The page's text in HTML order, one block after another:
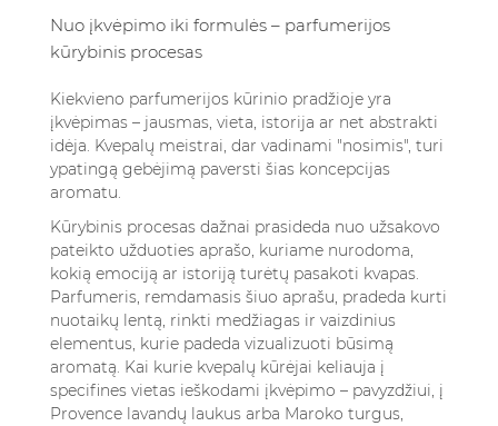
Nuo įkvėpimo iki formulės – parfumerijos
kūrybinis procesas
Kiekvieno parfumerijos kūrinio pradžioje yra
įkvėpimas – jausmas, vieta, istorija ar net abstrakti
idėja. Kvepalų meistrai, dar vadinami "nosimis", turi
ypatingą gebėjimą paversti šias koncepcijas
aromatu.
Kūrybinis procesas dažnai prasideda nuo užsakovo
pateikto užduoties aprašo, kuriame nurodoma,
kokią emociją ar istoriją turėtų pasakoti kvapas.
Parfumeris, remdamasis šiuo aprašu, pradeda kurti
nuotaikų lentą, rinkti medžiagas ir vaizdinius
elementus, kurie padeda vizualizuoti būsimą
aromatą. Kai kurie kvepalų kūrėjai keliauja į
specifines vietas ieškodami įkvėpimo – pavyzdžiui, į
Provence lavandų laukus arba Maroko turgus,